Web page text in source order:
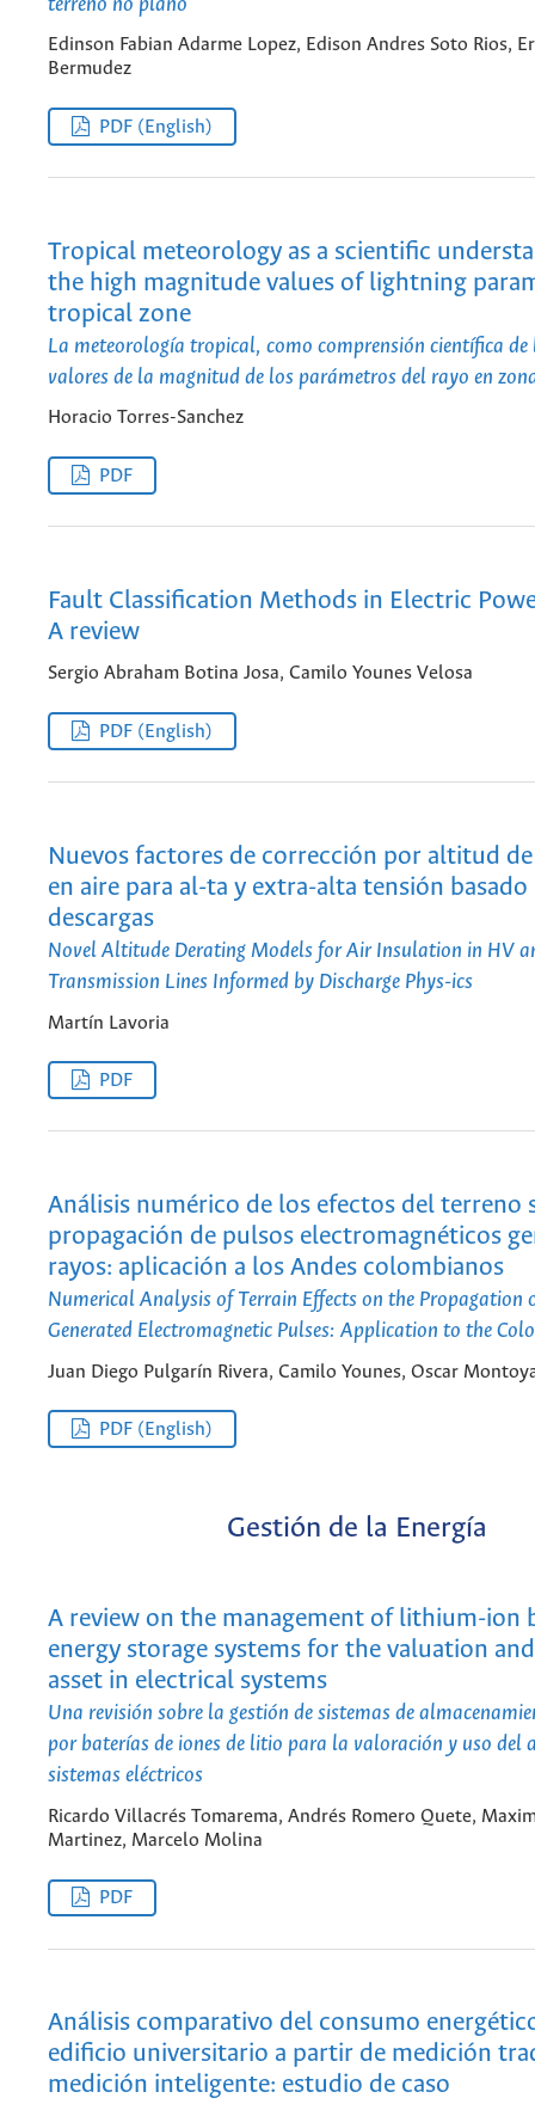
Edinson Fabian Adarme Lopez, Edison Andres Soto Rios,
Bermudez
PDF (English)
Tropical meteorology as a scientific
the high magnitude values ​​of lightning
tropical zone
La meteorología tropical, como comprensión científica
valores de la magnitud de los parámetros del rayo en
Horacio Torres-Sanchez
PDF
Fault Classification Methods in Electric
A review
Sergio Abraham Botina Josa, Camilo Younes Velosa
PDF (English)
Nuevos factores de corrección por altitud
en aire para al-ta y extra-alta tensión basado
descargas
Novel Altitude Derating Models for Air Insulation in HV
Transmission Lines Informed by Discharge Phys-ics
Martín Lavoria
PDF
Análisis numérico de los efectos del terreno
propagación de pulsos electromagnéticos
rayos: aplicación a los Andes colombianos
Numerical Analysis of Terrain Effects on the Propagation
Generated Electromagnetic Pulses: Application to the
Juan Diego Pulgarín Rivera, Camilo Younes, Oscar
PDF (English)
Gestión de la Energía
A review on the management of lithium-ion
energy storage systems for the valuation
asset in electrical systems
Una revisión sobre la gestión de sistemas de
por baterías de iones de litio para la valoración y uso del
sistemas eléctricos
Ricardo Villacrés Tomarema, Andrés Romero Quete,
Martinez, Marcelo Molina
PDF
Análisis comparativo del consumo
edificio universitario a partir de medición
medición inteligente: estudio de caso